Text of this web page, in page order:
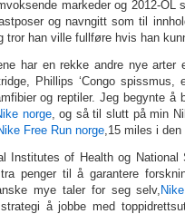
markeder og 2012-
og navngitt som til
tror han ville fullføre hvis han
har en rekke andre nye arter
Phillips ‘Congo spissmus,
og reptiler. Jeg begynte å
norge, og så til slutt på min
Free Run norge,15 miles i den
Institutes of Health og National
penger til å garantere
mye taler for seg selv,
å jobbe med